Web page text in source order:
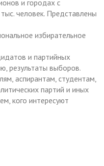
и городах с
человек. Представлены
избирательное
и партийных
результаты выборов.
аспирантам, студентам,
партий и иных
кого интересуют